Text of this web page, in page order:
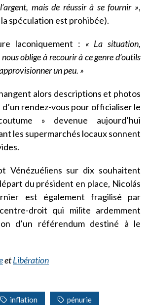
mais de réussir à se fournir »,
spéculation est prohibée).
laconiquement : « La situation,
oblige à recourir à ce genre d’outils
un peu. »
alors descriptions et photos
rendez-vous pour officialiser le
» devenue aujourd’hui
les supermarchés locaux sonnent
Vénézuéliens sur dix souhaitent
du président en place, Nicolás
est également fragilisé par
droit qui milite ardemment
d’un référendum destiné à le
etLibération
inflation pénurie